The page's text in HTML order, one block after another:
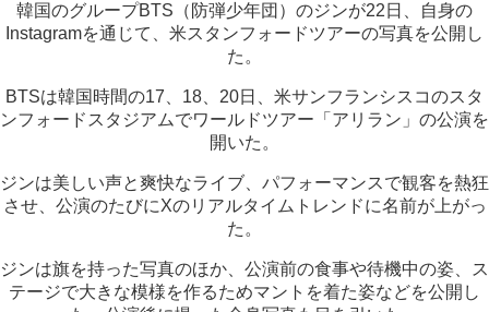
韓国のグループBTS（防弾少年団）のジンが22日、自身の
Instagramを通じて、米スタンフォードツアーの写真を公開し
た。
BTSは韓国時間の17、18、20日、米サンフランシスコのスタ
ンフォードスタジアムでワールドツアー「アリラン」の公演を
開いた。
ジンは美しい声と爽快なライブ、パフォーマンスで観客を熱狂
させ、公演のたびにXのリアルタイムトレンドに名前が上がっ
た。
ジンは旗を持った写真のほか、公演前の食事や待機中の姿、ス
テージで大きな模様を作るためマントを着た姿などを公開し